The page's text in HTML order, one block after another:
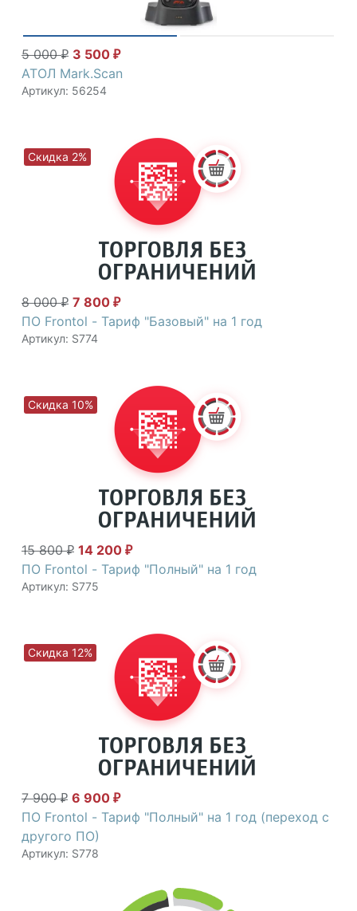
5 000₽ 3 500 ₽
АТОЛ Mark.Scan
Артикул: 56254
8 000₽ 7 800 ₽
ПО Frontol - Тариф "Базовый" на 1 год
Артикул: S774
Скидка 2%
15 800₽ 14 200 ₽
ПО Frontol - Тариф "Полный" на 1 год
Артикул: S775
Скидка 10%
7 900₽ 6 900 ₽
ПО Frontol - Тариф "Полный" на 1 год (переход с
другого ПО)
Артикул: S778
Скидка 12%